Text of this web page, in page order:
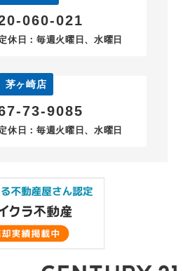
060-021
休日：毎週火曜日、水曜日
茅ヶ崎店
73-9085
休日：毎週火曜日、水曜日